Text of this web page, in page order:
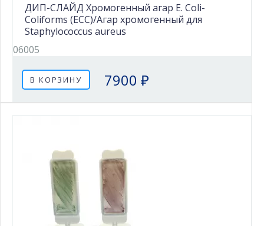
ДИП-СЛАЙД Хромогенный агар E. Coli-
Coliforms (ECC)/Агар хромогенный для
Staphylococcus aureus
06005
В КОРЗИНУ 7900 ₽